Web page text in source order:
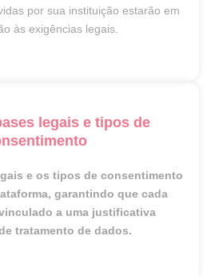
por sua instituição estarão em
às exigências legais.
legais e tipos de
e os tipos de consentimento
garantindo que cada
a uma justificativa
tratamento de dados.